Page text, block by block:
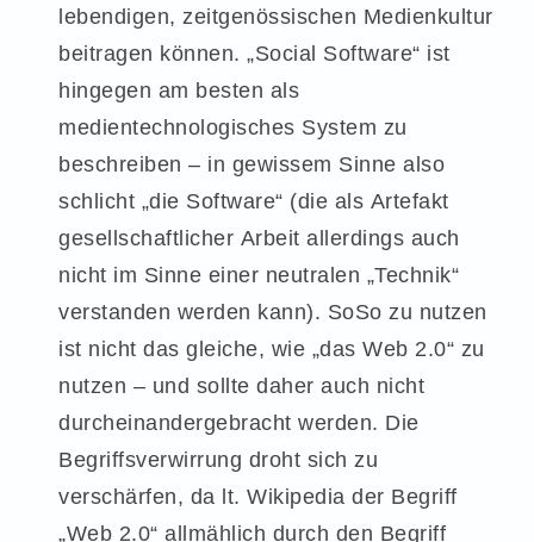
lebendigen, zeitgenössischen Medienkultur
beitragen können. „Social Software“ ist
hingegen am besten als
medientechnologisches System zu
beschreiben – in gewissem Sinne also
schlicht „die Software“ (die als Artefakt
gesellschaftlicher Arbeit allerdings auch
nicht im Sinne einer neutralen „Technik“
verstanden werden kann). SoSo zu nutzen
ist nicht das gleiche, wie „das Web 2.0“ zu
nutzen – und sollte daher auch nicht
durcheinandergebracht werden. Die
Begriffsverwirrung droht sich zu
verschärfen, da lt. Wikipedia der Begriff
„Web 2.0“ allmählich durch den Begriff